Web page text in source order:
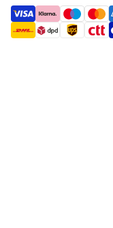
payment methods
shipment methods